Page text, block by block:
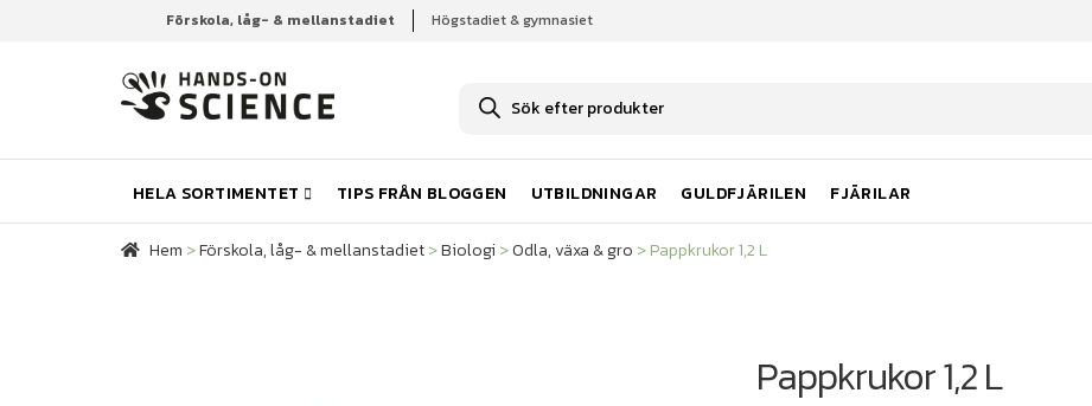
Förskola, låg- & mellanstadiet Högstadiet & gymnasiet
u
k
t
s
ö
k
HELA SORTIMENTET TIPS FRÅN BLOGGEN UTBILDNINGAR GULDFJÄRILEN FJÄRILAR
Hem Förskola, låg- & mellanstadiet Biologi Odla, växa & gro
Hem >Förskola, låg- & mellanstadiet>Biologi >Odla, växa & gro >Pappkrukor 1,2 L
Pappkrukor 1,2 L